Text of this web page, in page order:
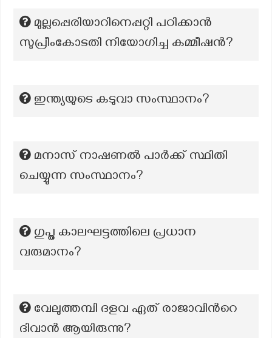
മുല്ലപ്പെരിയാറിനെപ്പറ്റി പഠിക്കാന്‍
സുപ്രീംകോടതി നിയോഗിച്ച കമ്മീഷന്‍?
ഇന്ത്യയുടെ കടുവാ സംസ്ഥാനം?
മനാസ് നാഷണൽ പാർക്ക് സ്ഥിതി
ചെയ്യുന്ന സംസ്ഥാനം?
ഗുപ്ത കാലഘട്ടത്തിലെ പ്രധാന
വരുമാനം?
വേലുത്തമ്പി ദളവ ഏത് രാജാവിന്‍റെ
ദിവാൻ ആയിരുന്നു?